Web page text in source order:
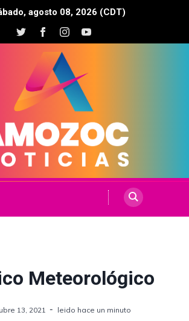
agosto 08, 2026 (CDT)
Meteorológico
13, 2021 leido hace un minuto